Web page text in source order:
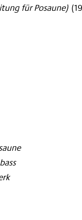
für Posaune) (